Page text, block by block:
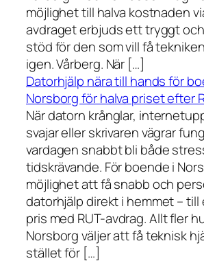
möjlighet till halva kostnaden
avdraget erbjuds ett tryggt
stöd för den som vill få
igen. Vårberg. När […]
Datorhjälp nära till hands för
Norsborg för halva priset efter
När datorn krånglar,
svajar eller skrivaren vägrar
vardagen snabbt bli både
tidskrävande. För boende i
möjlighet att få snabb och
datorhjälp direkt i hemmet –
pris med RUT-avdrag. Allt fler
Norsborg väljer att få teknisk
stället för […]